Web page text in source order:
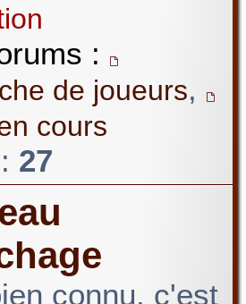
:
de joueurs,
cours
27
connu, c'est